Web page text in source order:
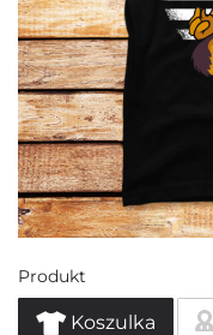
Produkt
Koszulka